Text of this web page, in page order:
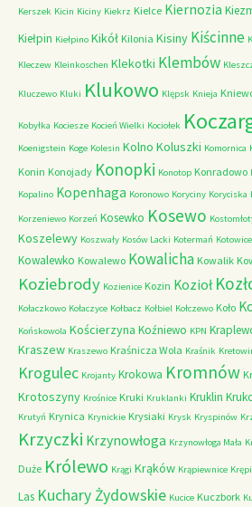
Kerszek Kicin Kiciny Kiekrz Kielce Kiernozia
Kiełpin Kiełpino Kikół Kilonia Kisiny Kiścinne
Kleczew Kleinkoschen Klekotki Klembów
Kluczewo Kluki Klukowo Klępsk Knieja
Kobyłka Kociesze Kocień Wielki Kociołek
Koenigstein Koge Kolesin Kolno Koluszki Komornica
Konin Konojady Konopki Konotop Konradowo
Kopalino Kopenhaga Koronowo Koryciny Koryciska
Korzeniewo Korzeń Kosewko Kosewo
Koszelewy Koszwały Kosów Lacki Kotermań Kotowice
Kowalewko Kowalewo Kowalicha Kowalik
Koziebrody Kozienice Kozin Kozioł
Kołaczkowo Kołaczyce Kołbacz Kołbiel Kołczewo Koło
Końskowola Kościerzyna Koźniewo KPN
Kraszew Kraszewo Kraśnicza Wola Kraśnik
Krogulec Krojanty Krokowa Kromnów
Krotoszyny Krośnice Kruki Kruklanki Kruklin
Krutyń Krynica Krynickie Krysiaki Krysk Kryspinów
Krzyczki Krzynowłoga Krzynowłoga Mała
Duże Królewo Krągi Krąków Krąpiewnice
Las Kuchary Żydowskie Kucice Kuczbork